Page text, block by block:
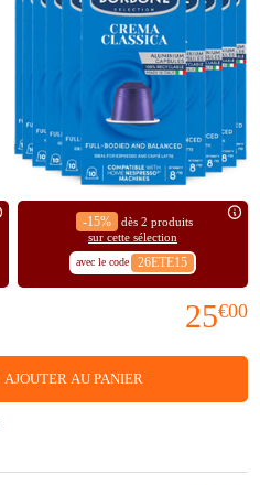
-15%
dès 2 produits
sur cette sélection
avec le code 26ETE15
25€00
AJOUTER AU PANIER